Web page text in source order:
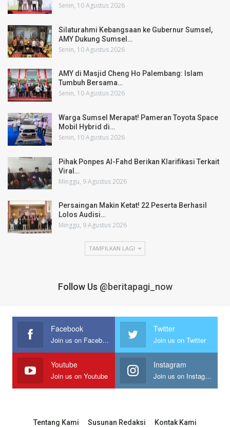
Senin, 10 Agustus 2026
Silaturahmi Kebangsaan ke Gubernur Sumsel,
AMY Dukung Sumsel…
Senin, 10 Agustus 2026
AMY di Masjid Cheng Ho Palembang: Islam
Tumbuh Bersama…
Senin, 10 Agustus 2026
Warga Sumsel Merapat! Pameran Toyota Space
Mobil Hybrid di…
Senin, 10 Agustus 2026
Pihak Ponpes Al-Fahd Berikan Klarifikasi Terkait
Viral…
Minggu, 9 Agustus 2026
Persaingan Makin Ketat! 22 Peserta Berhasil
Lolos Audisi…
Minggu, 9 Agustus 2026
TAMPILKAN LAGI
Follow Us @beritapagi_now
Facebook
Join us on Facebook
Twitter
Join us on Twitter
Youtube
Join us on Youtube
Instagram
Join us on Instagram
Tentang Kami Susunan Redaksi Kontak Kami